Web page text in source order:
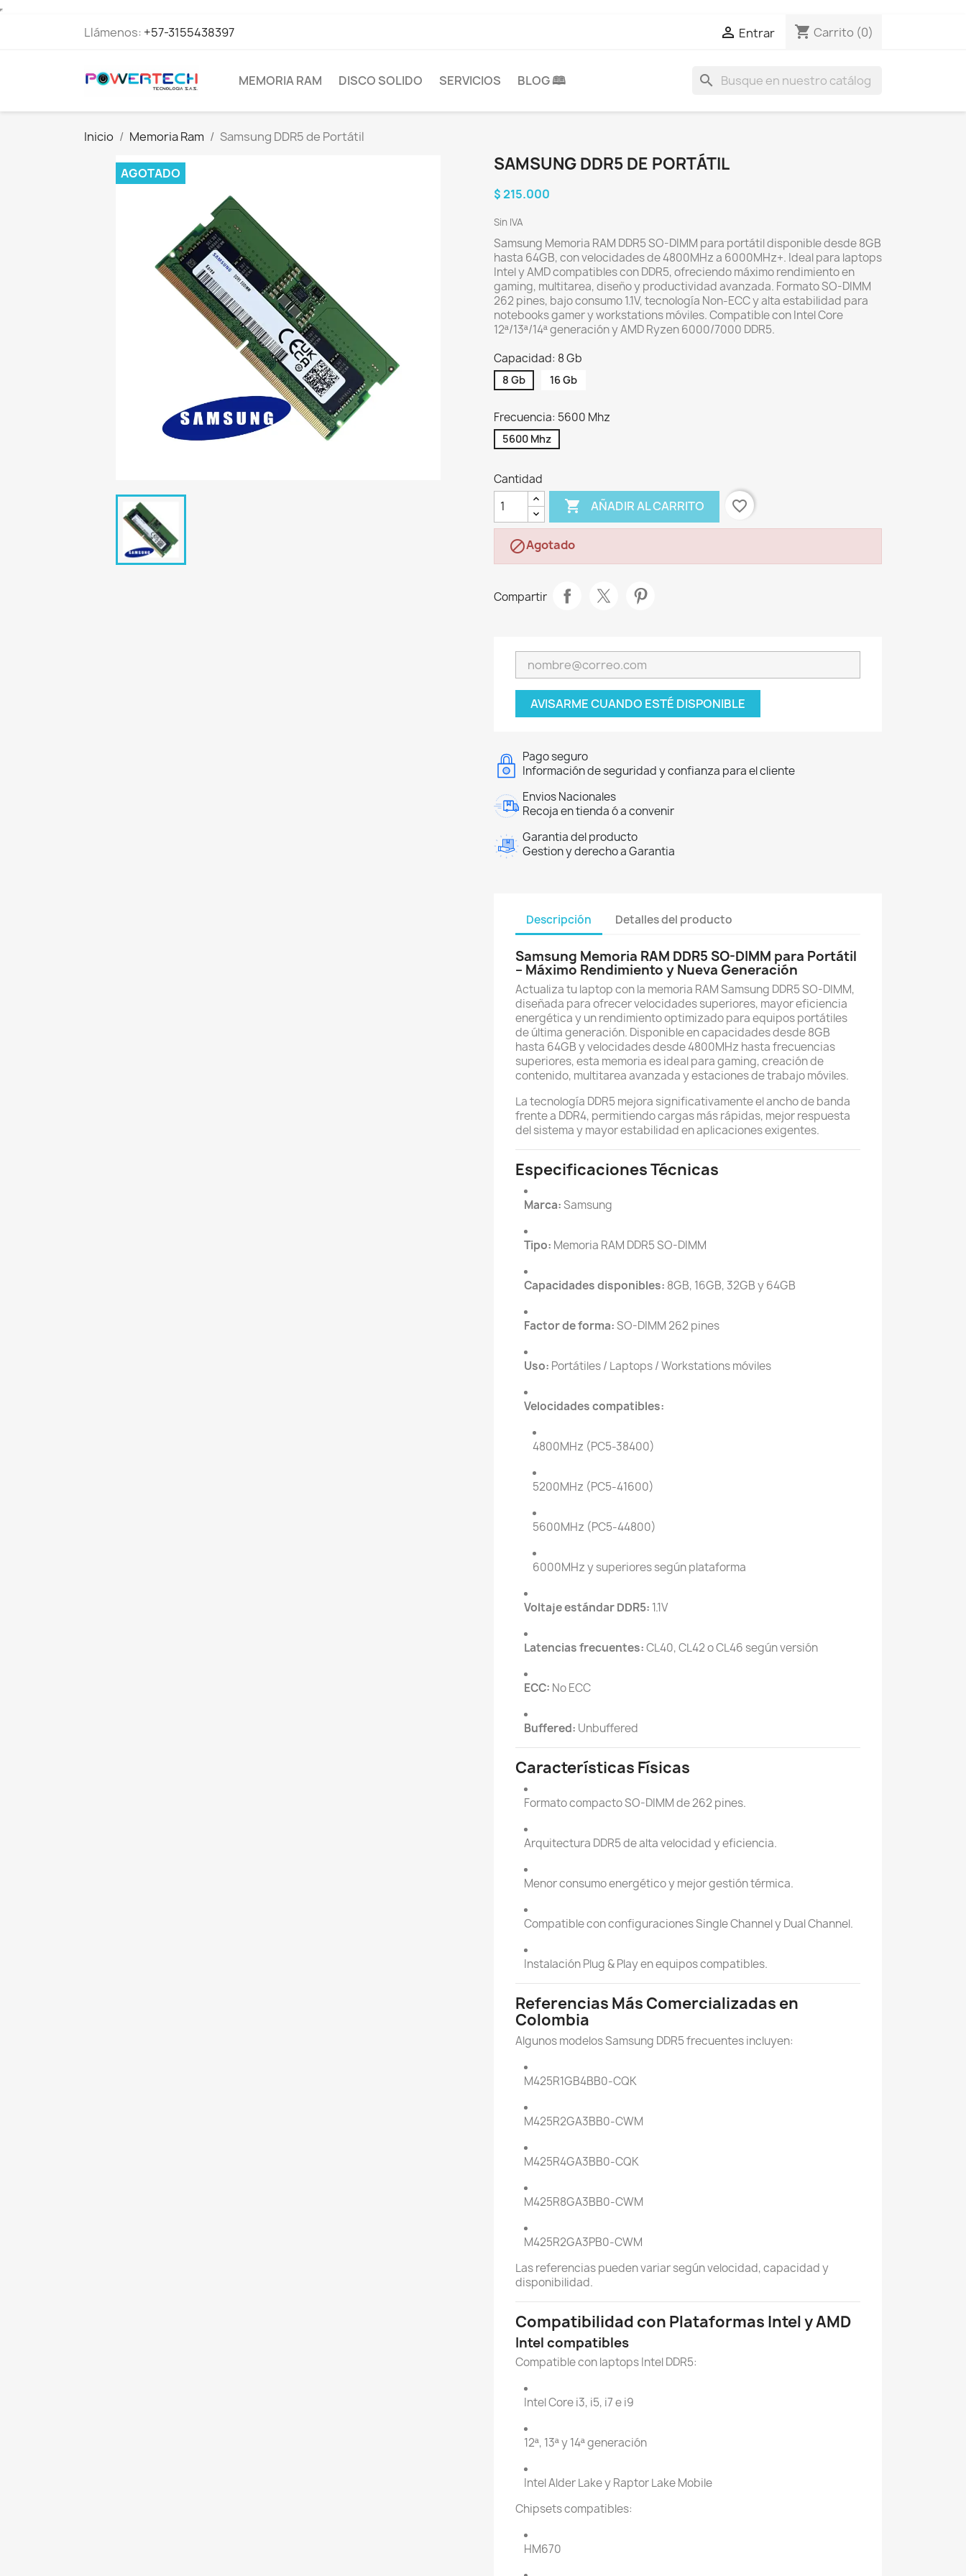
Llámenos: +57-3155438397  Entrar shopping_cart Carrito (0)
search
MEMORIA RAM DISCO SOLIDO SERVICIOS BLOG 🕮
Inicio Memoria Ram Samsung DDR5 de Portátil
AGOTADO SAMSUNG DDR5 DE PORTÁTIL
$ 215.000
Sin IVA
Samsung Memoria RAM DDR5 SO-DIMM para portátil disponible desde 8GB
hasta 64GB, con velocidades de 4800MHz a 6000MHz+. Ideal para laptops
Intel y AMD compatibles con DDR5, ofreciendo máximo rendimiento en
gaming, multitarea, diseño y productividad avanzada. Formato SO-DIMM
262 pines, bajo consumo 1.1V, tecnología Non-ECC y alta estabilidad para
notebooks gamer y workstations móviles. Compatible con Intel Core
12ª/13ª/14ª generación y AMD Ryzen 6000/7000 DDR5.
Capacidad: 8 Gb
8 Gb 16 Gb
Frecuencia: 5600 Mhz
5600 Mhz
Cantidad
 AÑADIR AL CARRITO favorite_border
Agotado
Compartir
AVISARME CUANDO ESTÉ DISPONIBLE
Pago seguro
Información de seguridad y confianza para el cliente
Envios Nacionales
Recoja en tienda ó a convenir
Garantia del producto
Gestion y derecho a Garantia
Descripción Detalles del producto
Samsung Memoria RAM DDR5 SO-DIMM para Portátil
– Máximo Rendimiento y Nueva Generación
Actualiza tu laptop con la memoria RAM Samsung DDR5 SO-DIMM,
diseñada para ofrecer velocidades superiores, mayor eficiencia
energética y un rendimiento optimizado para equipos portátiles
de última generación. Disponible en capacidades desde 8GB
hasta 64GB y velocidades desde 4800MHz hasta frecuencias
superiores, esta memoria es ideal para gaming, creación de
contenido, multitarea avanzada y estaciones de trabajo móviles.
La tecnología DDR5 mejora significativamente el ancho de banda
frente a DDR4, permitiendo cargas más rápidas, mejor respuesta
del sistema y mayor estabilidad en aplicaciones exigentes.
Especificaciones Técnicas
Marca:Samsung
Tipo: Memoria RAM DDR5 SO-DIMM
Capacidades disponibles: 8GB, 16GB, 32GB y 64GB
Factor de forma:SO-DIMM 262 pines
Uso: Portátiles / Laptops / Workstations móviles
Velocidades compatibles:
4800MHz (PC5-38400)
5200MHz (PC5-41600)
5600MHz (PC5-44800)
6000MHz y superiores según plataforma
Voltaje estándar DDR5: 1.1V
Latencias frecuentes:CL40, CL42 o CL46 según versión
ECC: No ECC
Buffered: Unbuffered
Características Físicas
Formato compacto SO-DIMM de 262 pines.
Arquitectura DDR5 de alta velocidad y eficiencia.
Menor consumo energético y mejor gestión térmica.
Compatible con configuraciones Single Channel y Dual Channel.
Instalación Plug & Play en equipos compatibles.
Referencias Más Comercializadas en
Colombia
Algunos modelos Samsung DDR5 frecuentes incluyen:
M425R1GB4BB0-CQK
M425R2GA3BB0-CWM
M425R4GA3BB0-CQK
M425R8GA3BB0-CWM
M425R2GA3PB0-CWM
Las referencias pueden variar según velocidad, capacidad y
disponibilidad.
Compatibilidad con Plataformas Intel y AMD
Intel compatibles
Compatible con laptops Intel DDR5:
Intel Core i3, i5, i7 e i9
12ª, 13ª y 14ª generación
Intel Alder Lake y Raptor Lake Mobile
Chipsets compatibles:
HM670